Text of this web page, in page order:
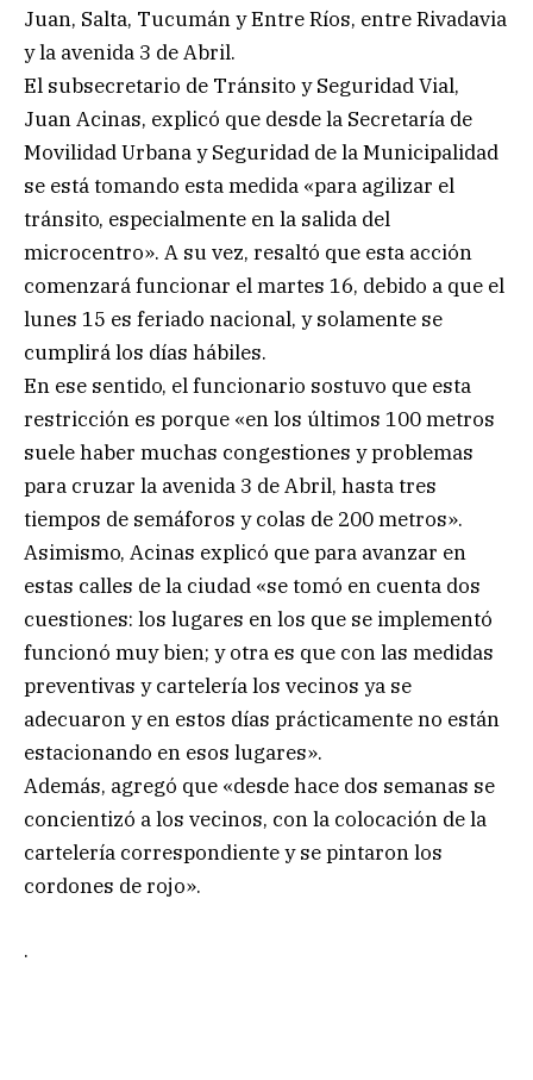
Juan, Salta, Tucumán y Entre Ríos, entre Rivadavia
y la avenida 3 de Abril.
El subsecretario de Tránsito y Seguridad Vial,
Juan Acinas, explicó que desde la Secretaría de
Movilidad Urbana y Seguridad de la Municipalidad
se está tomando esta medida «para agilizar el
tránsito, especialmente en la salida del
microcentro». A su vez, resaltó que esta acción
comenzará funcionar el martes 16, debido a que el
lunes 15 es feriado nacional, y solamente se
cumplirá los días hábiles.
En ese sentido, el funcionario sostuvo que esta
restricción es porque «en los últimos 100 metros
suele haber muchas congestiones y problemas
para cruzar la avenida 3 de Abril, hasta tres
tiempos de semáforos y colas de 200 metros».
Asimismo, Acinas explicó que para avanzar en
estas calles de la ciudad «se tomó en cuenta dos
cuestiones: los lugares en los que se implementó
funcionó muy bien; y otra es que con las medidas
preventivas y cartelería los vecinos ya se
adecuaron y en estos días prácticamente no están
estacionando en esos lugares».
Además, agregó que «desde hace dos semanas se
concientizó a los vecinos, con la colocación de la
cartelería correspondiente y se pintaron los
cordones de rojo».
.